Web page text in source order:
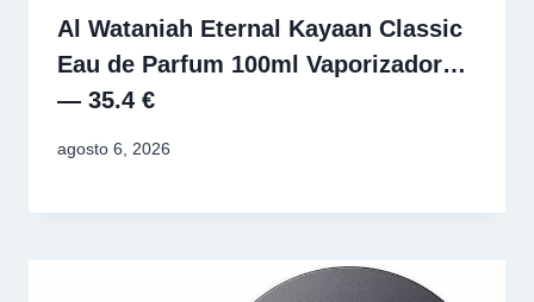
Al Wataniah Eternal Kayaan Classic
Eau de Parfum 100ml Vaporizador…
— 35.4 €
agosto 6, 2026